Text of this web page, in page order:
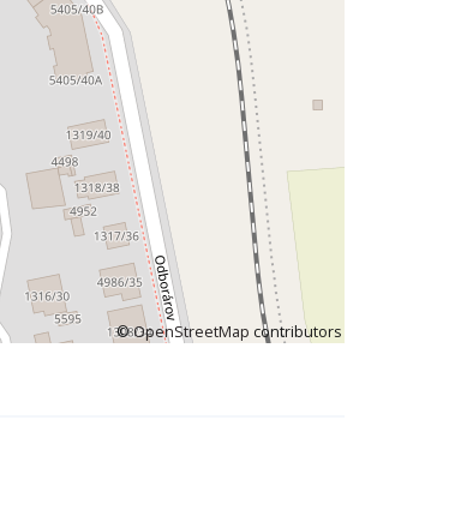
©OpenStreetMap contributors